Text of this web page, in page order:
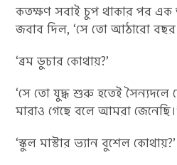
কতক্ষণ সবাই চুপ থাকার পর এক
জবাব দিল, ‘সে তো আঠারো বছর
‘ব্রম ডুচার কোথায়?’
‘সে তো যুদ্ধ শুরু হতেই সৈন্যদলে
মারাও গেছে বলে আমরা
‘স্কুল মাস্টার ভ্যান বুশেল কোথায়?’